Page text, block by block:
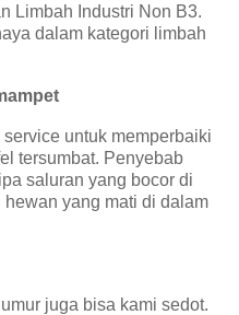
Limbah Industri Non B3.
dalam kategori limbah
untuk memperbaiki
tersumbat. Penyebab
saluran yang bocor di
yang mati di dalam
juga bisa kami sedot.